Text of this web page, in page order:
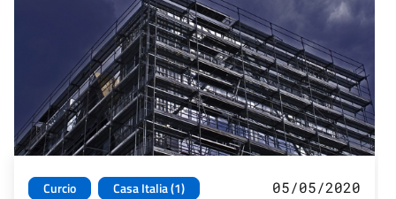
Curcio
Casa Italia (1)
05/05/2020